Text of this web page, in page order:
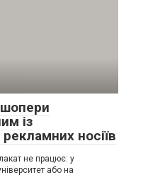
із
носіїв
не працює: у
або на